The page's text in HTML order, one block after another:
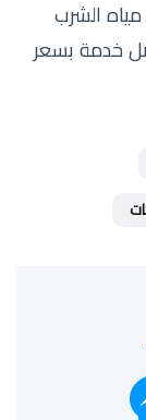
الشرب
خدمة بسعر